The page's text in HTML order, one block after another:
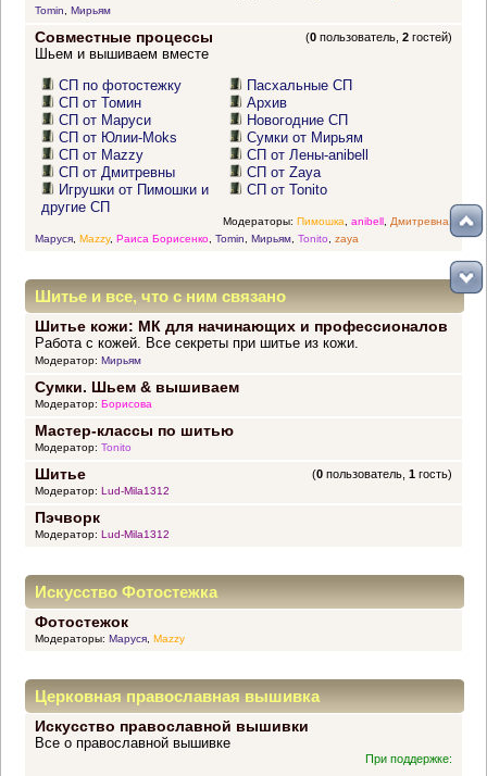
Tomin
Мирьям
Совместные процессы (0 пользователь,2 гостей)
Шьем и вышиваем вместе
СП по фотостежку
СП от Томин
СП от Маруси
СП от Юлии-Moks
СП от Mazzy
СП от Дмитревны
Игрушки от Пимошки и
другие СП
Пасхальные СП
Архив
Новогодние СП
Сумки от Мирьям
СП от Лены-anibell
СП от Zaya
СП от Tonito
Модераторы: Пимошка anibell, Дмитревна
Маруся, Mazzy, Раиса Борисенко, Tomin Мирьям, Tonito zaya
Шитье и все, что с ним связано
Шитье кожи: МК для начинающих и профессионалов
Работа с кожей. Все секреты при шитье из кожи.
Модератор: Мирьям
Сумки. Шьем & вышиваем
Модератор: Борисова
Мастер-классы по шитью
Модератор: Tonito
Шитье (0 пользователь,1 гость)
Модератор: Lud-Mila1312
Пэчворк
Модератор: Lud-Mila1312
Искусство Фотостежка
Фотостежок
Модераторы: Маруся, Mazzy
Церковная православная вышивка
Искусство православной вышивки
Все о православной вышивке
При поддержке: